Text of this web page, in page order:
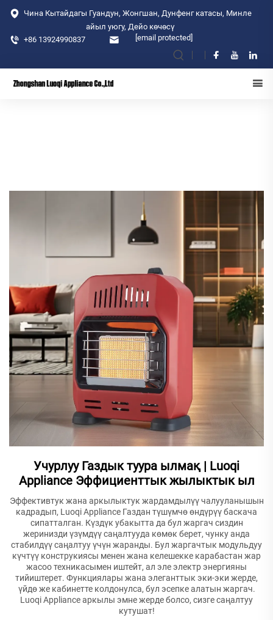
Чина Кытайдагы Гуандун, Жонгшан, Дунфенг катасы, Минле
айыл уюгу, Дейо көчөсү
+86 13924990837
[email protected]
Учурлуу Газдык туура ылмақ | Luoqi
Appliance Эффициенттык жылыктык ыл
Эффективтук жана аркылыктук жардамдылүү чалууланышын
кадрадып, Luoqi Appliance Газдан түшүмчө өндүрүү баскача
сипатталган. Күздүк убакытта да бул жаргач сиздин
жеринизди үзүмдүү саңалтууда көмөк берет, чунку анда
стабилдүү саңалтуу үчүн жаранды. Бул жаргачтык модульдуу
күчтүү конструкиясы менен жана келешекке карабастан жар
жасоо техникасымен иштейт, ал эле электр энергияны
тийиштерет. Функциялары жана элеганттык эки-эки жерде,
үйдө же кабинетте колдонулса, бул эсепке алатын жаргач.
Luoqi Appliance аркылы эмне жерде болсо, сизге саңалтуу
кутушат!